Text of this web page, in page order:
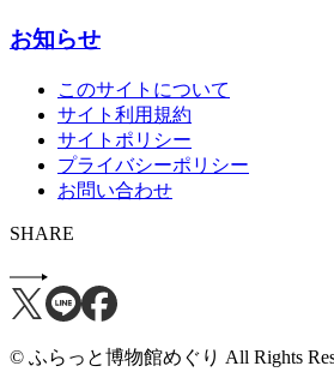
お知らせ
このサイトについて
サイト利用規約
サイトポリシー
プライバシーポリシー
お問い合わせ
SHARE
© ふらっと博物館めぐり All Rights